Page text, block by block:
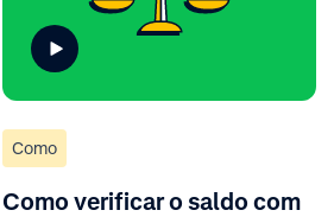
Como
Como verificar o saldo com